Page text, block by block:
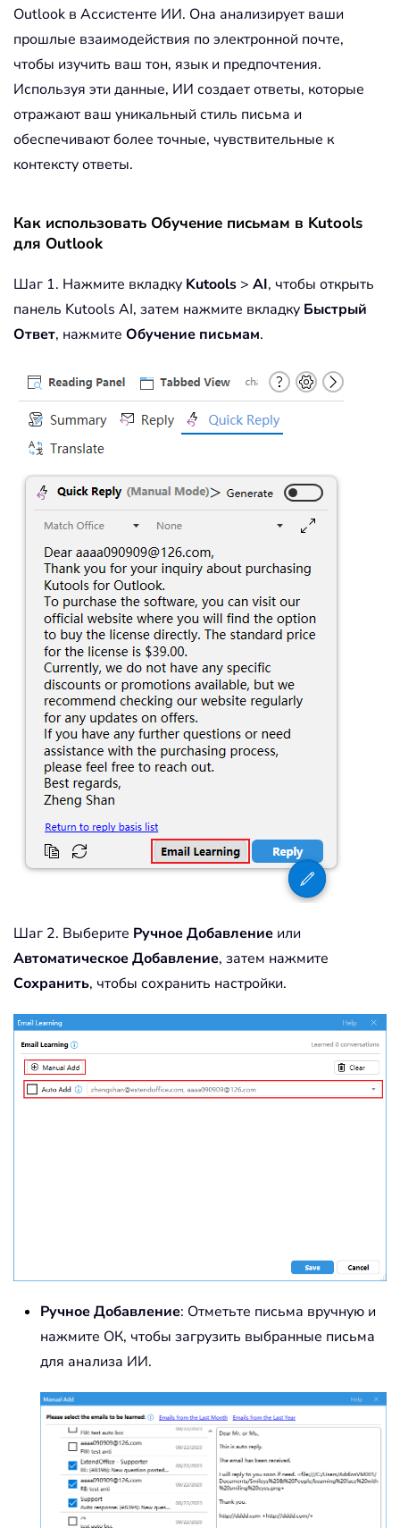
Outlook в Ассистенте ИИ. Она анализирует ваши
прошлые взаимодействия по электронной почте,
чтобы изучить ваш тон, язык и предпочтения.
Используя эти данные, ИИ создает ответы, которые
отражают ваш уникальный стиль письма и
обеспечивают более точные, чувствительные к
контексту ответы.
Как использовать Обучение письмам в Kutools
для Outlook
Шаг 1. Нажмите вкладку Kutools > AI, чтобы открыть
панель Kutools AI, затем нажмите вкладку Быстрый
Ответ, нажмите Обучение письмам.
Шаг 2. Выберите Ручное Добавление или
Автоматическое Добавление, затем нажмите
Сохранить, чтобы сохранить настройки.
Ручное Добавление: Отметьте письма вручную и
нажмите ОК, чтобы загрузить выбранные письма
для анализа ИИ.